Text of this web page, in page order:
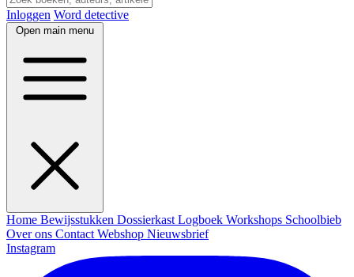
Inloggen Word detective
Open main menu
Home Bewijsstukken Dossierkast Logboek Workshops Schoolbieb
Over ons Contact Webshop Nieuwsbrief
Instagram